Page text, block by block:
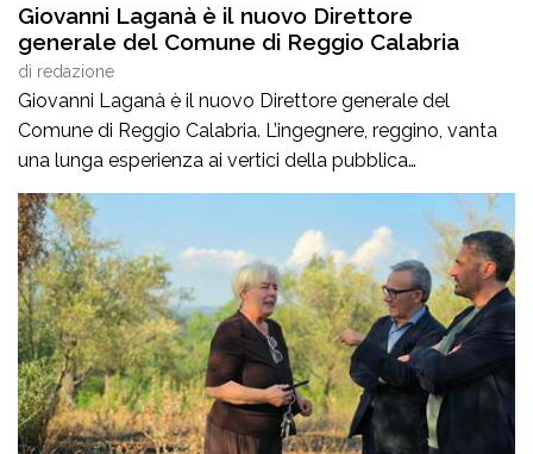
Giovanni Laganà è il nuovo Direttore
generale del Comune di Reggio Calabria
di redazione
Giovanni Laganà è il nuovo Direttore generale del
Comune di Reggio Calabria. L’ingegnere, reggino, vanta
una lunga esperienza ai vertici della pubblica
amministrazione e della gestione delle infrastrutture in
Calabria ed in Sicilia. È stato Vice Direttore regionale
Anas Sicilia, Capo Compartimento Anas Calabria,
Direttore generale della Regione Calabria e Direttore
generale della ItalConsult Spa, […]